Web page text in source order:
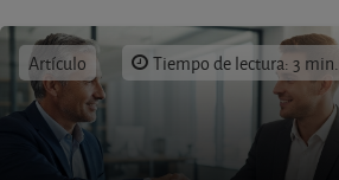
Artículo Tiempo de lectura: 3 min.